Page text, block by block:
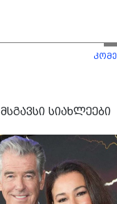
მსგავსი სიახლეები